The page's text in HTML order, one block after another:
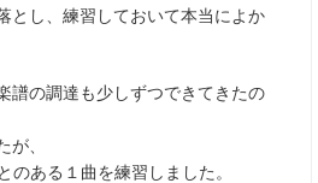
とし、練習しておいて本当によか
譜の調達も少しずつできてきたの
が、
のある１曲を練習しました。